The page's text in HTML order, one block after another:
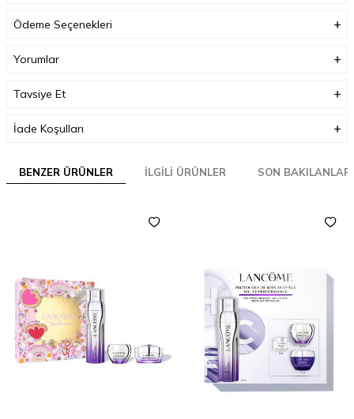
15ml. Kırışıklık görünümünü azaltır ve daha eşit bir cilt tonu sağlar.
Yüz ve boyun için kullanımı uygundur. 4.ADIM: Rénergie Multi-Lift
dolgunlaşır, daha sıkılaşmış hissedilir
Ödeme Seçenekleri
Yorumlar
Tavsiye Et
İade Koşulları
BENZER ÜRÜNLER İLGILI ÜRÜNLER SON BAKILANLAR